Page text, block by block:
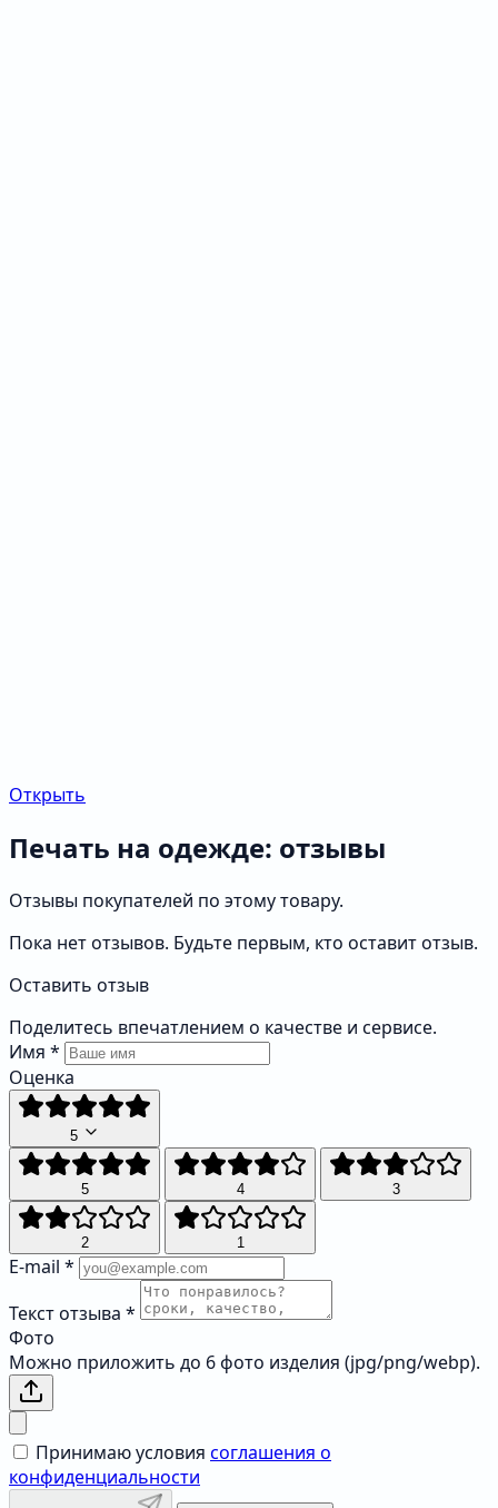
Открыть
Печать на одежде: отзывы
Отзывы покупателей по этому товару.
Пока нет отзывов. Будьте первым, кто оставит отзыв.
Оставить отзыв
Поделитесь впечатлением о качестве и сервисе.
Имя *
Оценка
5
5 4 3
2 1
E-mail *
Текст отзыва *
Фото
Можно приложить до 6 фото изделия (jpg/png/webp).
Принимаю условия соглашения о
конфиденциальности